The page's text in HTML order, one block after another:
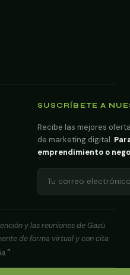
SUSCRÍBETE A
Recibe las mejores
de marketing digital.
emprendimiento o
y las reuniones de Gazú
de forma virtual y con cita